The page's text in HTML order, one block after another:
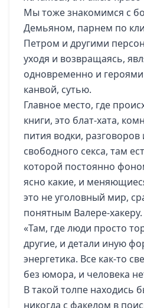
Мы тоже знакомимся с
Демьяном, парнем по
Петром и другими
уходя и возвращаясь,
одновременно и
канвой, сутью.
Главное место, где
книги, это блат-хата,
пития водки,
свободного секса, там
которой постоянно
ясно какие, и
это не уголовный мир,
понятным Валере-хакеру.
«Там, где люди просто
другие, и детали иную
энергетика. Все как-то
без юмора, и человека
В такой толпе находись
никогда с факелом в